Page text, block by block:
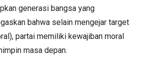
generasi bangsa yang
bahwa selain mengejar target
partai memiliki kewajiban moral
masa depan.